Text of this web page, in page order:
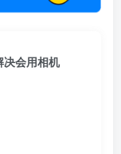
解决会用相机